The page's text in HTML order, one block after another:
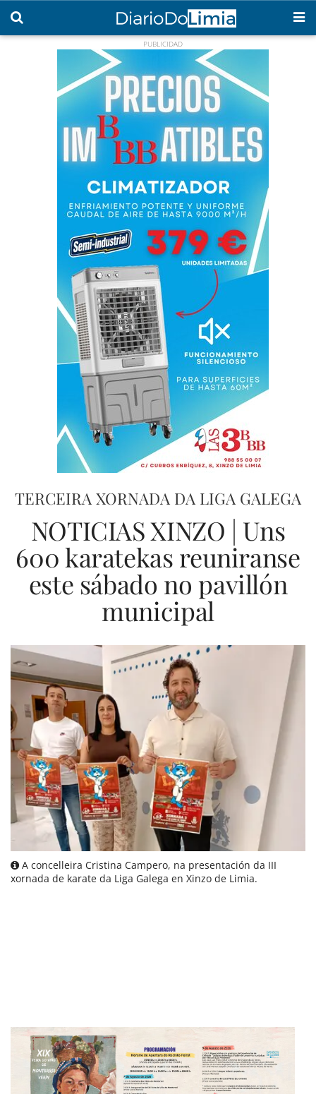
TERCEIRA XORNADA DA LIGA GALEGA
NOTICIAS XINZO | Uns
600 karatekas reuniranse
este sábado no pavillón
municipal
A concelleira Cristina Campero, na presentación da III
xornada de karate da Liga Galega en Xinzo de Limia.